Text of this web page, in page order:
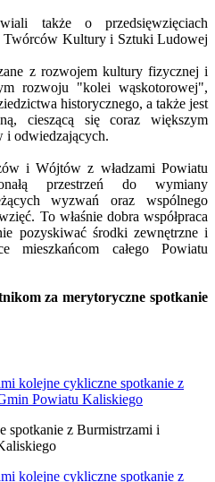
także o przedsięwzięciach
Twórców Kultury i Sztuki Ludowej
z rozwojem kultury fizycznej i
rozwoju "kolei wąskotorowej",
historycznego, a także jest
cieszącą się coraz większym
i odwiedzających.
i Wójtów z władzami Powiatu
przestrzeń do wymiany
wyzwań oraz wspólnego
To właśnie dobra współpraca
pozyskiwać środki zewnętrzne i
mieszkańcom całego Powiatu
za merytoryczne spotkanie
spotkanie z Burmistrzami i